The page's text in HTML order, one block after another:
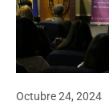
Octubre 24, 2024